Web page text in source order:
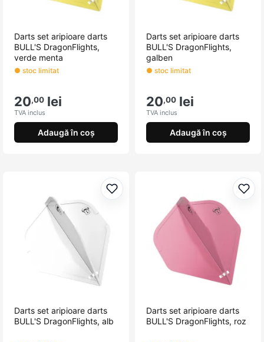
Darts set aripioare darts
BULL'S DragonFlights,
verde menta
● stoc limitat
20,00 lei
TVA inclus
Adaugă în coș
Darts set aripioare darts
BULL'S DragonFlights,
galben
● stoc limitat
20,00 lei
TVA inclus
Adaugă în coș
Adaugă la favorite
Darts set aripioare darts
BULL'S DragonFlights, alb
Darts set aripioare darts
BULL'S DragonFlights, roz